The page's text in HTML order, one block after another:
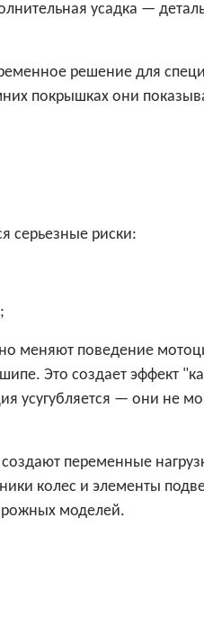
усадка —
решение для
покрышках они
серьезные риски:
меняют поведение
Это создает эффект
усугубляется — они не
переменные
колес и элементы
моделей.